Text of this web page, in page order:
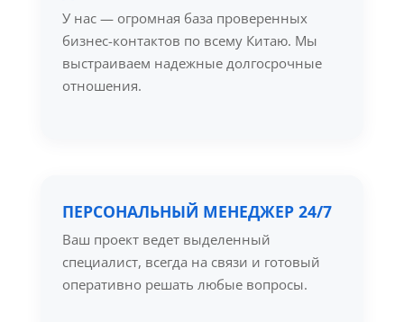
У нас — огромная база проверенных
бизнес-контактов по всему Китаю. Мы
выстраиваем надежные долгосрочные
отношения.
ПЕРСОНАЛЬНЫЙ МЕНЕДЖЕР 24/7
Ваш проект ведет выделенный
специалист, всегда на связи и готовый
оперативно решать любые вопросы.